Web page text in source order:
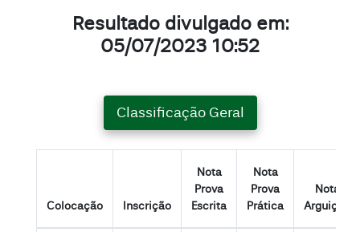
Resultado divulgado em:
05/07/2023 10:52
Classificação Geral
Colocação Inscrição
Nota
Prova
Escrita
Nota
Prova
Prática
Nota
Arguição